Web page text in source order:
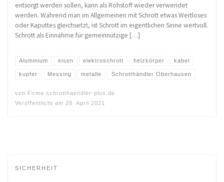
entsorgt werden sollen, kann als Rohstoff wieder verwendet
werden. Während man im Allgemeinen mit Schrott etwas Wertloses
oder Kaputtes gleichsetzt, ist Schrott im eigentlichen Sinne wertvoll.
Schrott als Einnahme für gemeinnützige […]
Aluminium eisen elektroschrott heizkörper kabel
kupfer Messing metalle Schrotthändler Oberhausen
von Firma schrotthaendler-plus.de
Veröffentlicht am 28. April 2021
SICHERHEIT